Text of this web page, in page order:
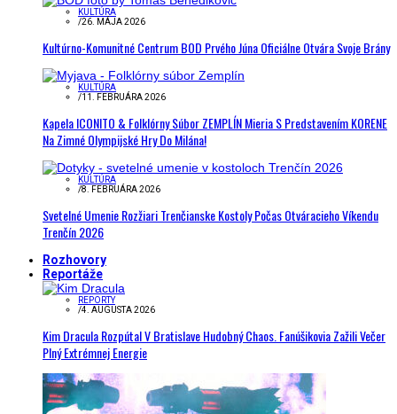
KULTÚRA
/26. MÁJA 2026
Kultúrno-Komunitné Centrum BOD Prvého Júna Oficiálne Otvára Svoje Brány
KULTÚRA
/11. FEBRUÁRA 2026
Kapela ICONITO & Folklórny Súbor ZEMPLÍN Mieria S Predstavením KORENE
Na Zimné Olympijské Hry Do Milána!
KULTÚRA
/8. FEBRUÁRA 2026
Svetelné Umenie Rozžiari Trenčianske Kostoly Počas Otváracieho Víkendu
Trenčín 2026
Rozhovory
Reportáže
REPORTY
/4. AUGUSTA 2026
Kim Dracula Rozpútal V Bratislave Hudobný Chaos. Fanúšikovia Zažili Večer
Plný Extrémnej Energie